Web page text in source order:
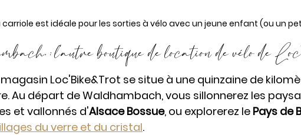
carriole est idéale pour les sorties à vélo avec un jeune enfant (ou un
: l'autre boutique de location de vélo de
Loc'Bike&Trot se situe à une quinzaine de
Au départ de Waldhambach, vous sillonnerez les
et vallonnés d'Alsace Bossue, ou explorerez le Pays de
du verre et du cristal.